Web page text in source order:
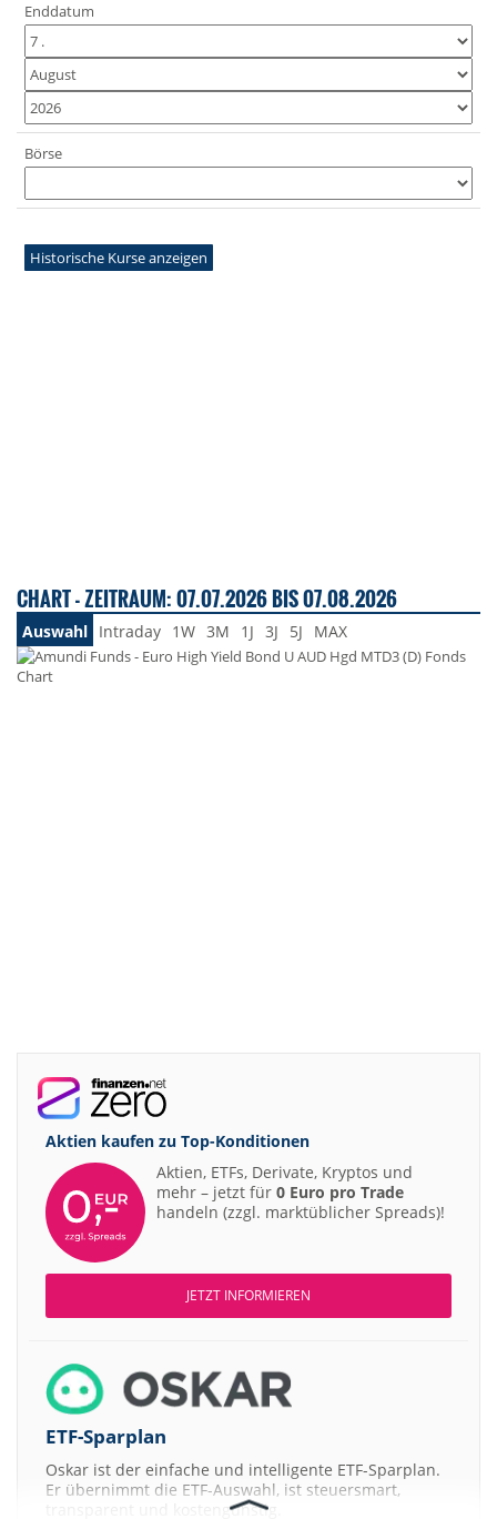
Enddatum
Börse
Historische Kurse anzeigen
CHART - ZEITRAUM: 07.07.2026 BIS 07.08.2026
Auswahl Intraday 1W 3M 1J 3J 5J MAX
Aktien kaufen zu Top-Konditionen
Aktien, ETFs, Derivate, Kryptos und
mehr – jetzt für 0 Euro pro Trade
handeln (zzgl. marktüblicher Spreads)!
JETZT INFORMIEREN
ETF-Sparplan
Oskar ist der einfache und intelligente ETF-Sparplan.
Er übernimmt die ETF-Auswahl, ist steuersmart,
transparent und kostengünstig.